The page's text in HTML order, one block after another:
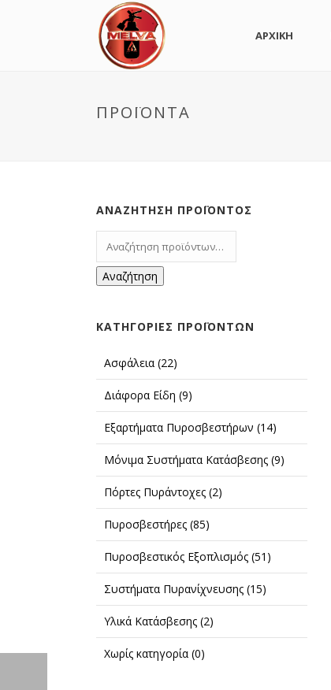
ΑΡΧΙΚΗ
ΠΡΟΪΌΝΤΑ
ΑΝΑΖΉΤΗΣΗ ΠΡΟΪΌΝΤΟΣ
Αναζήτηση
ΚΑΤΗΓΟΡΊΕΣ ΠΡΟΪΌΝΤΩΝ
Ασφάλεια (22)
Διάφορα Είδη (9)
Εξαρτήματα Πυροσβεστήρων (14)
Μόνιμα Συστήματα Κατάσβεσης (9)
Πόρτες Πυράντοχες (2)
Πυροσβεστήρες (85)
Πυροσβεστικός Εξοπλισμός (51)
Συστήματα Πυρανίχνευσης (15)
Υλικά Κατάσβεσης (2)
Χωρίς κατηγορία (0)